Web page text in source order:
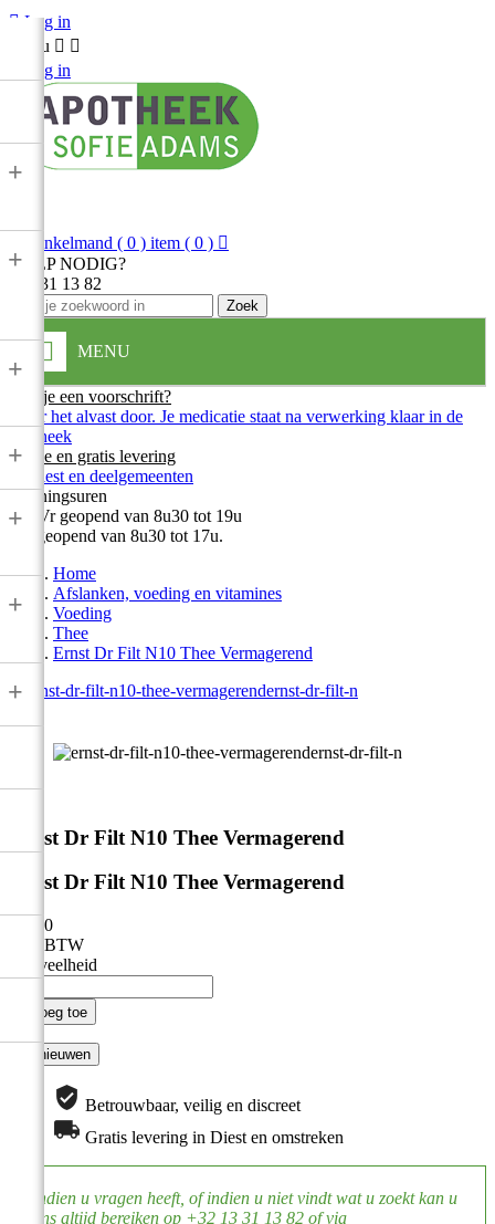
 Log in
Menu  
Log in
Winkelmand ( 0 ) item ( 0 ) 
HULP NODIG?
013 31 13 82
Zoek
MENU
+
+
+
+
+
+
+
Heb je een voorschrift?
Stuur het alvast door. Je medicatie staat na verwerking klaar in de
apotheek
Snelle en gratis levering
In Diest en deelgemeenten
Openingsuren
Ma-Vr geopend van 8u30 tot 19u
Zat geopend van 8u30 tot 17u.
Home
Afslanken, voeding en vitamines
Voeding
Thee
Ernst Dr Filt N10 Thee Vermagerend
 
Ernst Dr Filt N10 Thee Vermagerend
Ernst Dr Filt N10 Thee Vermagerend
€ 8,10
Incl. BTW
Hoeveelheid
Voeg toe
Betrouwbaar, veilig en discreet
Gratis levering in Diest en omstreken
Indien u vragen heeft, of indien u niet vindt wat u zoekt kan u
ons altijd bereiken op +32 13 31 13 82 of via